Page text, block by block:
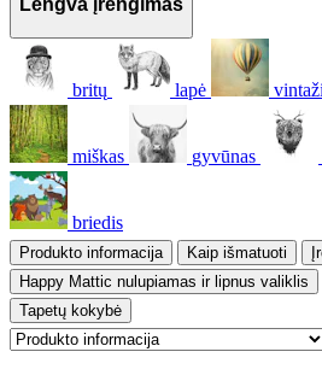
Lengva įrengimas
britų lapė
miškas gyvūnas
briedis
Produkto informacija Kaip išmatuoti
Happy Mattic nulupiamas ir lipnus valiklis
Tapetų kokybė